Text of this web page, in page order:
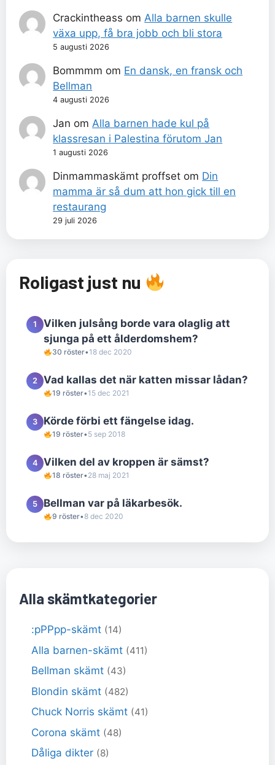
Crackintheass omAlla barnen skulle
växa upp, få bra jobb och bli stora
5 augusti 2026
Bommmm om En dansk, en fransk och
Bellman
4 augusti 2026
Jan omAlla barnen hade kul på
klassresan i Palestina förutom Jan
1 augusti 2026
Dinmammaskämt proffset om Din
mamma är så dum att hon gick till en
restaurang
29 juli 2026
Roligast just nu
1
Vilken julsång borde vara olaglig att
sjunga på ett ålderdomshem?
30 röster•18 dec 2020
2 Vad kallas det när katten missar lådan?
19 röster•15 dec 2021
3 Körde förbi ett fängelse idag.
19 röster•5 sep 2018
4 Vilken del av kroppen är sämst?
18 röster•28 maj 2021
5 Bellman var på läkarbesök.
9 röster•8 dec 2020
Alla skämtkategorier
:pPPpp-skämt (14)
Alla barnen-skämt (411)
Bellman skämt (43)
Blondin skämt (482)
Chuck Norris skämt (41)
Corona skämt (48)
Dåliga dikter (8)